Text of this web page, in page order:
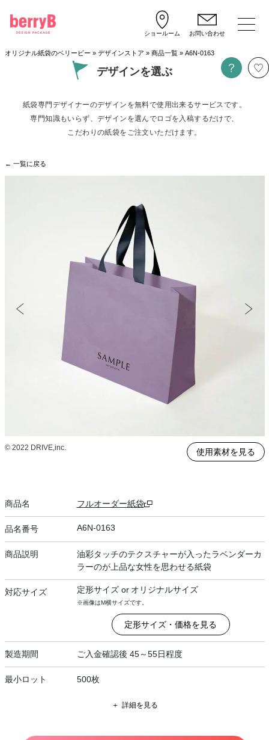
ショールーム お問い合わせ
オリジナル紙袋のベリービー » デザインストア » 商品一覧» A6N-0163
デザインを選ぶ
紙袋専門デザイナーのデザインを無料で使用出来るサービスです。
専門知識もいらず、デザインを選んでロゴを入稿するだけで、
こだわりの紙袋をご注文いただけます。
← 一覧に戻る
商品名 フルオーダー紙袋
品名番号 A6N-0163
商品説明
油彩タッチのテクスチャーが入ったラベンダーカ
ラーのが上品な女性を思わせる紙袋
対応サイズ 定形サイズor オリジナルサイズ
※画像はM横サイズです。
定形サイズ・価格を見る
製造期間 ご入金確認後 45～55日程度
最小ロット 500枚
詳細を見る
© 2022 DRIVE,inc. 使用素材を見る